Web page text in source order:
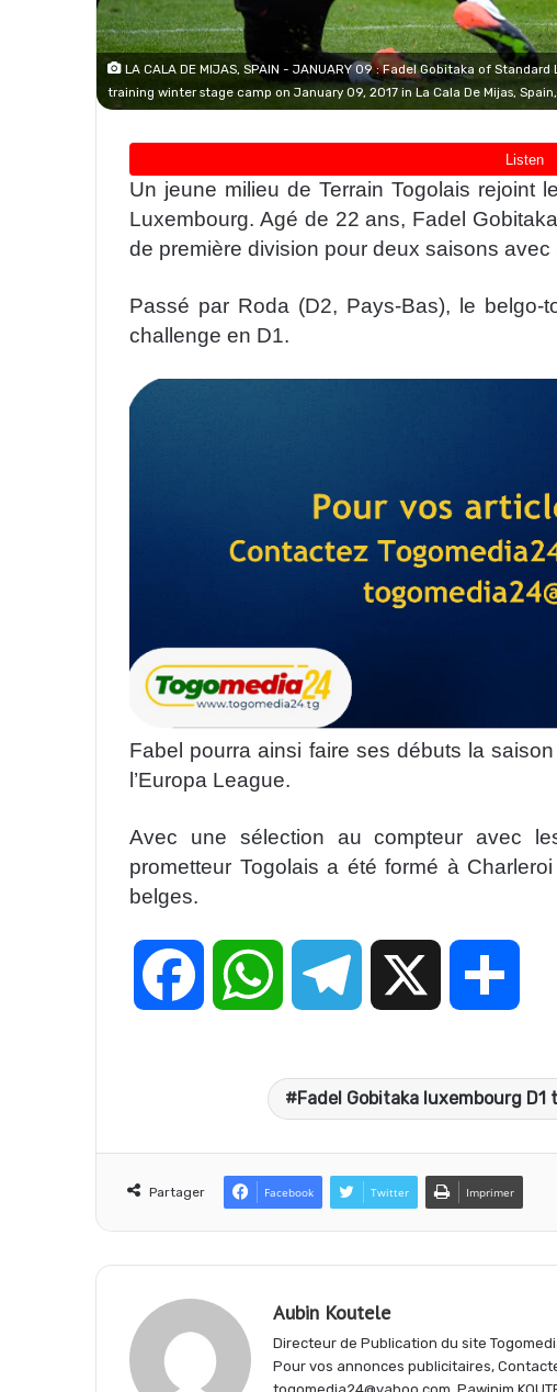
LA CALA DE MIJAS, SPAIN - JANUARY 09 : Fadel Gobitaka of
training winter stage camp on January 09, 2017 in La Cala De Mijas,
Un jeune milieu de Terrain Togolais rejoint
Luxembourg. Agé de 22 ans, Fadel
de première division pour deux saisons avec
Passé par Roda (D2, Pays-Bas), le belgo-
challenge en D1.
Fabel pourra ainsi faire ses débuts la
l’Europa League.
Avec une sélection au compteur avec
prometteur Togolais a été formé à
belges.
a
t
A
l
e
r
r
t
Fadel Gobitaka luxembourg
Partager Facebook Twitter Imprimer
Aubin Koutele
Directeur de Publication du site
Pour vos annonces publicitaires,